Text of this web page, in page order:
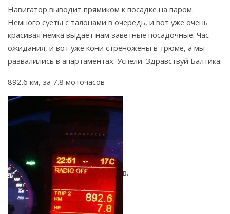
Навигатор выводит прямиком к посадке на паром.
Немного суеты с талонами в очередь, и вот уже очень
красивая немка выдаёт нам заветные посадочные. Час
ожидания, и вот уже кони стреножены в трюме, а мы
развалились в апартаментах. Успели. Здравствуй Балтика.
892.6 км, за 7.8 моточасов
в.